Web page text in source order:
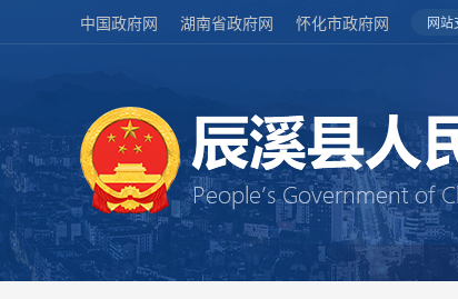
中国政府网 湖南省政府网 怀化市政府网 网站